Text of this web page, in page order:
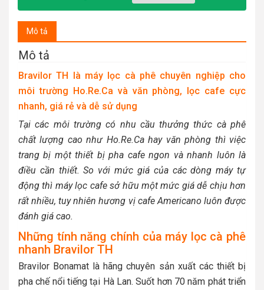
Mô tả
Mô tả
Bravilor TH là máy lọc cà phê chuyên nghiệp cho
môi trường Ho.Re.Ca và văn phòng, lọc cafe cực
nhanh, giá rẻ và dễ sử dụng
Tại các môi trường có nhu cầu thưởng thức cà phê
chất lượng cao như Ho.Re.Ca hay văn phòng thì việc
trang bị một thiết bị pha cafe ngon và nhanh luôn là
điều cần thiết. So với mức giá của các dòng máy tự
động thì máy lọc cafe sở hữu một mức giá dễ chịu hơn
rất nhiều, tuy nhiên hương vị cafe Americano luôn được
đánh giá cao.
Những tính năng chính của máy lọc cà phê
nhanh Bravilor TH
Bravilor Bonamat là hãng chuyên sản xuất các thiết bị
pha chế nổi tiếng tại Hà Lan. Suốt hơn 70 năm phát triển